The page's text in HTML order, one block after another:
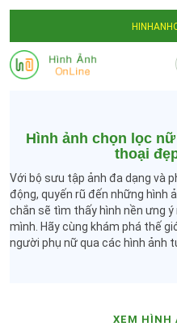
Hình ảnh chọn lọc
thoại
Với bộ sưu tập ảnh đa dạng và
động, quyến rũ đến những hình
chắn sẽ tìm thấy hình nền ưng
mình. Hãy cùng khám phá thế
người phụ nữ qua các hình ảnh
XEM HÌNH